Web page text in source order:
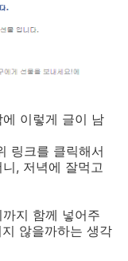
이렇게 글이 남
링크를 클릭해서
, 저녁에 잘먹고
지 함께 넣어주
않을까하는 생각